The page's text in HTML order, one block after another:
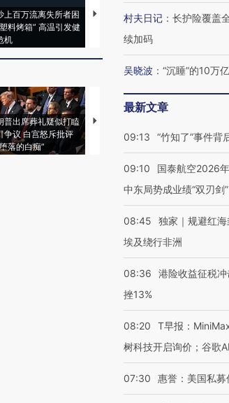
上百万流离失所者困
料烤箱” 高温引发健
机
马航飞行员跨国走私7万
普出席葬礼疑似打瞌
争议 白宫怒斥批评
落的白痴”
视线｜全球最热百城独占
97个 印度如何熬过48°C
38岁
村夫日记 ： 长护险覆盖
续加码
吴晓波 ： “沉睡”的10万
最新文章
09:13 “竹知了”事件背
09:10
国泰航空2026
中东局势成业绩“双刃剑”
08:45
独家｜规避红
埃及绕行非洲
08:36
港险收益征税
挫13%
08:20
T早报：
树科技开启询价；谷歌
07:30 惠誉：美国私